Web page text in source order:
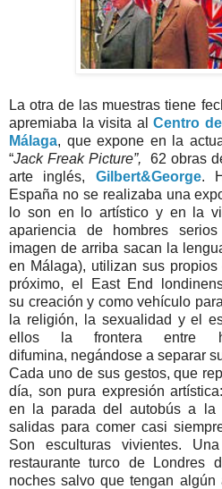
La otra de las muestras tiene
apremiaba la visita al Centro
Málaga, que expone en la
“Jack Freak Picture”, 62 obras
arte inglés, Gilbert&George.
España no se realizaba una
lo son en lo artístico y en la
apariencia de hombres
imagen de arriba sacan la
en Málaga), utilizan sus
próximo, el East End
su creación y como vehículo
la religión, la sexualidad y el
ellos la frontera entre
difumina, negándose a separar
Cada uno de sus gestos, que
día, son pura expresión
en la parada del autobús a la
salidas para comer casi
Son esculturas vivientes.
restaurante turco de Londres
noches salvo que tengan